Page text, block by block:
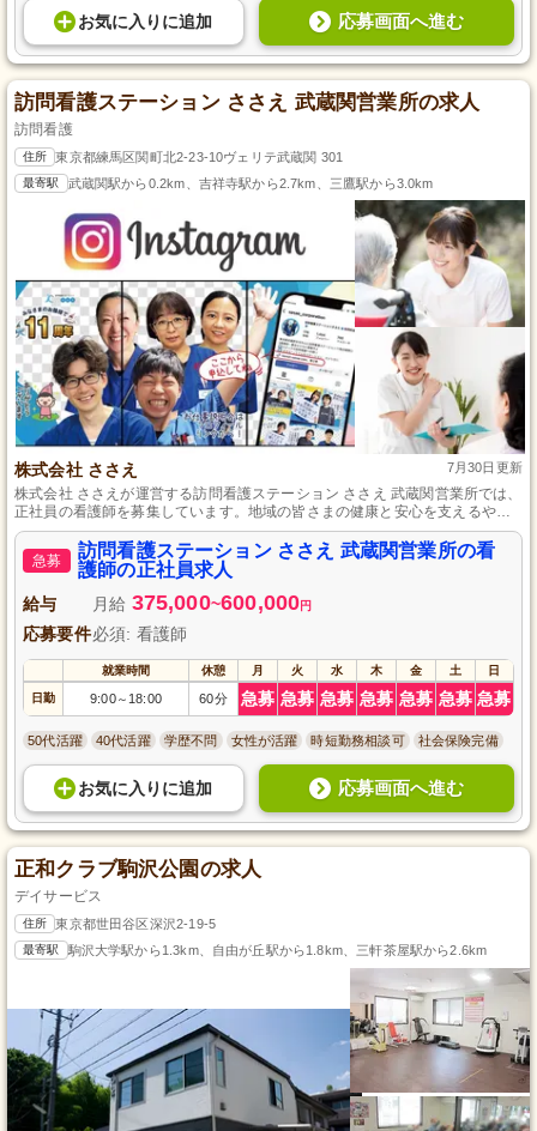
お気に入り に追加 応募画面へ進む
訪問看護ステーション ささえ 武蔵関営業所の求人
訪問看護
住所 東京都練馬区関町北2-23-10ヴェリテ武蔵関 301
最寄駅 武蔵関駅から0.2km、吉祥寺駅から2.7km、三鷹駅から3.0km
株式会社 ささえ 7月30日更新
株式会社 ささえが運営する訪問看護ステーション ささえ 武蔵関営業所では、
正社員の看護師を募集しています。地域の皆さまの健康と安心を支えるやり
がいのあるお仕事です。訪問看護に興味があり、一緒に未来を築いていける
方をお待ちしています。興味のある方はぜひご応募ください。
急募
訪問看護ステーション ささえ 武蔵関営業所の看
護師の正社員求人
給与 月給 375,000~600,000円
応募要件必須: 看護師
就業時間 休憩 月 火 水 木 金 土 日
日勤 9:00～ 18:00 60分 急募 急募 急募 急募 急募 急募 急募
50代活躍 40代活躍 学歴不問 女性が活躍 時短勤務相談可 社会保険完備
お気に入り に追加 応募画面へ進む
正和クラブ駒沢公園の求人
デイサービス
住所 東京都世田谷区深沢2-19-5
最寄駅 駒沢大学駅から1.3km、自由が丘駅から1.8km、三軒茶屋駅から2.6km